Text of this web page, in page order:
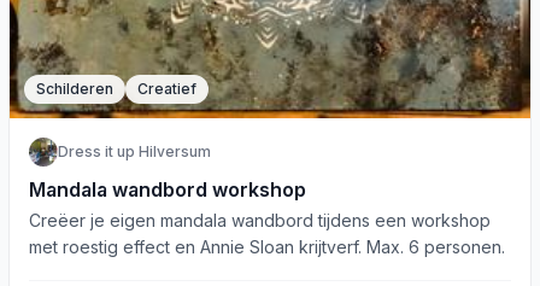
Schilderen Creatief
Dress it up Hilversum
Mandala wandbord workshop
Creëer je eigen mandala wandbord tijdens een workshop
met roestig effect en Annie Sloan krijtverf. Max. 6 personen.